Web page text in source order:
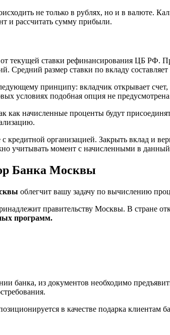
не только в рублях, но и в валюте.
и рассчитать сумму прибыли.
текущей ставки рефинансирования ЦБ РФ.
Средний размер ставки по вкладу
принципу: вкладчик открывает
условиях подобная опция не
как начисленные проценты будут
кредитной организацией. Закрыть вклад и
учитывать момент с начисленными в
Банка Москвы
облегчит вашу задачу по вычислению
правительству Москвы. В стране
программ.
банка, из документов необходимо
в качестве подарка клиентам